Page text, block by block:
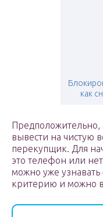
как
Предположительно,
вывести на чистую
перекупщик. Для
это телефон или
можно уже узнавать
критерию и можно